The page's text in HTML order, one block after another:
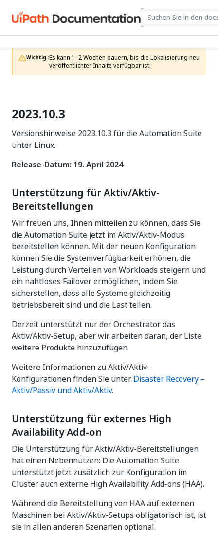
Wichtig :Es kann 1–2 Wochen dauern, bis die Lokalisierung neu
veröffentlichter Inhalte verfügbar ist.
2023.10.3
Versionshinweise 2023.10.3 für die Automation Suite
unter Linux.
Release-Datum: 19. April 2024
Unterstützung für Aktiv/Aktiv-
Bereitstellungen
Wir freuen uns, Ihnen mitteilen zu können, dass Sie
die Automation Suite jetzt im Aktiv/Aktiv-Modus
bereitstellen können. Mit der neuen Konfiguration
können Sie die Systemverfügbarkeit erhöhen, die
Leistung durch Verteilen von Workloads steigern und
ein nahtloses Failover ermöglichen, indem Sie
sicherstellen, dass alle Systeme gleichzeitig
betriebsbereit sind und die Last teilen.
Derzeit unterstützt nur der Orchestrator das
Aktiv/Aktiv-Setup, aber wir arbeiten daran, der Liste
weitere Produkte hinzuzufügen.
Weitere Informationen zu Aktiv/Aktiv-
Konfigurationen finden Sie unter Disaster Recovery –
Aktiv/Passiv und Aktiv/Aktiv.
Unterstützung für externes High
Availability Add-on
Die Unterstützung für Aktiv/Aktiv-Bereitstellungen
hat einen Nebennutzen: Die Automation Suite
unterstützt jetzt zusätzlich zur Konfiguration im
Cluster auch externe High Availability Add-ons (HAA).
Während die Bereitstellung von HAA auf externen
Maschinen bei Aktiv/Aktiv-Setups obligatorisch ist, ist
sie in allen anderen Szenarien optional.